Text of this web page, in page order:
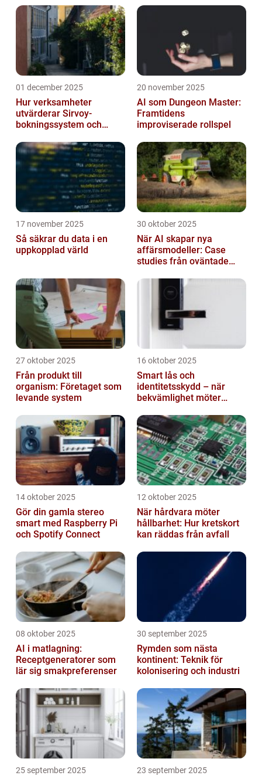
01 december 2025
Hur verksamheter
utvärderar Sirvoy-
bokningssystem och
20 november 2025
AI som Dungeon Master:
Framtidens
improviserade rollspel
17 november 2025
Så säkrar du data i en
uppkopplad värld
30 oktober 2025
När AI skapar nya
affärsmodeller: Case
studies från oväntade
27 oktober 2025
Från produkt till
organism: Företaget som
levande system
16 oktober 2025
Smart lås och
identitetsskydd – när
bekvämlighet möter
14 oktober 2025
Gör din gamla stereo
smart med Raspberry Pi
och Spotify Connect
12 oktober 2025
När hårdvara möter
hållbarhet: Hur kretskort
kan räddas från avfall
08 oktober 2025
AI i matlagning:
Receptgeneratorer som
lär sig smakpreferenser
30 september 2025
Rymden som nästa
kontinent: Teknik för
kolonisering och industri
25 september 2025 23 september 2025